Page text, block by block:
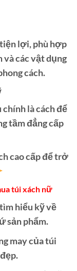
lợi, phù hợp
các vật dụng
cách.
là cách để
tầm đẳng cấp
cao cấp để trở
túi xách nữ
hiểu kỹ về
sản phẩm.
may của túi